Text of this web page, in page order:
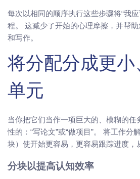
每次以相同的顺序执行这些步骤将“我
程。 这减少了开始的心理摩擦，并帮
和写作。
将分配分成更小
单元
当你把它们当作一项巨大的、模糊的任
性的：“写论文”或“做项目”。 将工作分
块）使开始更容易，更容易跟踪进度，
分块以提高认知效率